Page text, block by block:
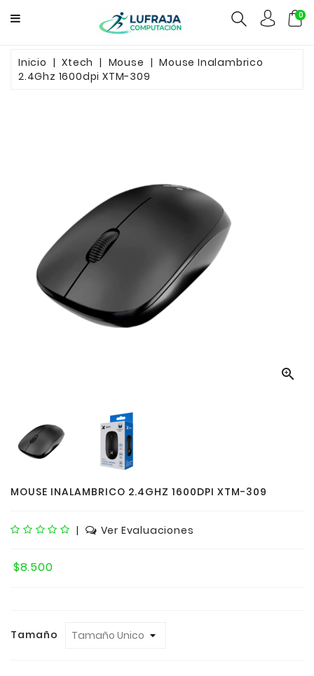
GAMERS
0
Inicio Xtech Mouse
Mouse Inalambrico
2.4Ghz 1600dpi XTM-309

MOUSE INALAMBRICO 2.4GHZ 1600DPI XTM-309
| Ver Evaluaciones
$8.500
Tamaño